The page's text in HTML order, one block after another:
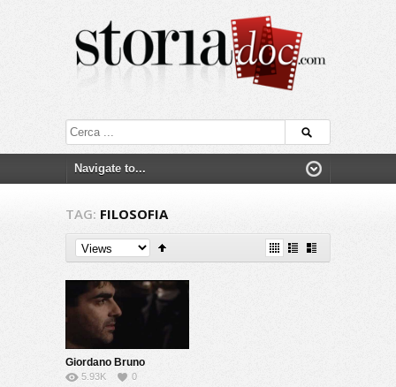
TAG: FILOSOFIA
Giordano Bruno
5.93K 0